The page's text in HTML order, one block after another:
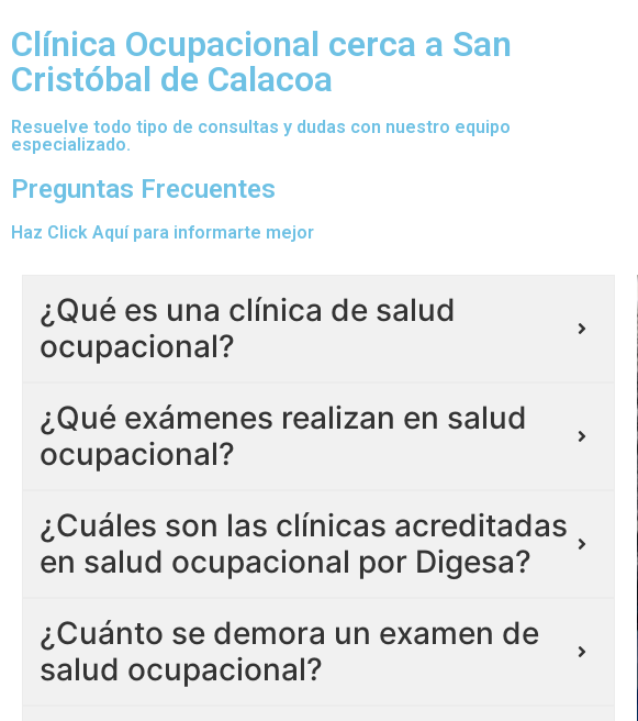
Clínica Ocupacional cerca a San
Cristóbal de Calacoa
Resuelve todo tipo de consultas y dudas con nuestro equipo
especializado.
Preguntas Frecuentes
Haz Click Aquí para informarte mejor
¿Qué es una clínica de salud
ocupacional?
¿Qué exámenes realizan en salud
ocupacional?
¿Cuáles son las clínicas acreditadas
en salud ocupacional por Digesa?
¿Cuánto se demora un examen de
salud ocupacional?